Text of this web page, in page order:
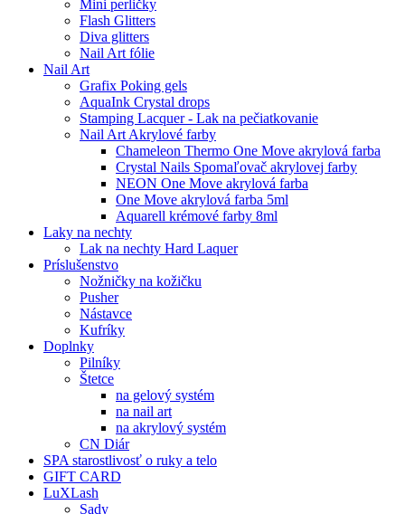
Mini perličky
Flash Glitters
Diva glitters
Nail Art fólie
Nail Art
Grafix Poking gels
AquaInk Crystal drops
Stamping Lacquer - Lak na pečiatkovanie
Nail Art Akrylové farby
Chameleon Thermo One Move akrylová farba
Crystal Nails Spomaľovač akrylovej farby
NEON One Move akrylová farba
One Move akrylová farba 5ml
Aquarell krémové farby 8ml
Laky na nechty
Lak na nechty Hard Laquer
Príslušenstvo
Nožničky na kožičku
Pusher
Nástavce
Kufríky
Doplnky
Pilníky
Štetce
na gelový systém
na nail art
na akrylový systém
CN Diár
SPA starostlivosť o ruky a telo
GIFT CARD
LuXLash
Sady